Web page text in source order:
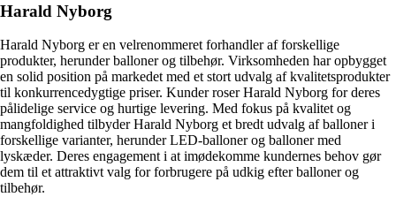
Harald Nyborg
Harald Nyborg er en velrenommeret forhandler af forskellige
produkter, herunder balloner og tilbehør. Virksomheden har opbygget
en solid position på markedet med et stort udvalg af kvalitetsprodukter
til konkurrencedygtige priser. Kunder roser Harald Nyborg for deres
pålidelige service og hurtige levering. Med fokus på kvalitet og
mangfoldighed tilbyder Harald Nyborg et bredt udvalg af balloner i
forskellige varianter, herunder LED-balloner og balloner med
lyskæder. Deres engagement i at imødekomme kundernes behov gør
dem til et attraktivt valg for forbrugere på udkig efter balloner og
tilbehør.